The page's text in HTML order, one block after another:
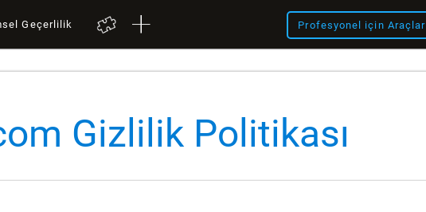
Geçerlilik Profesyonel için Araçlar
Gizlilik Politikası